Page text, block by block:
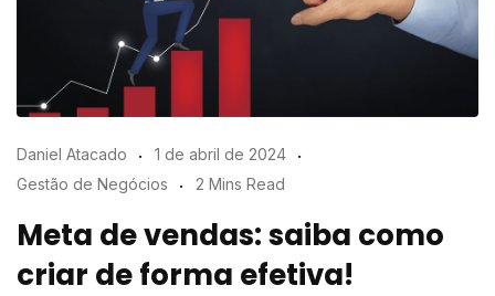
Daniel Atacado
1 de abril de 2024
Gestão de Negócios
2 Mins Read
Meta de vendas: saiba como
criar de forma efetiva!